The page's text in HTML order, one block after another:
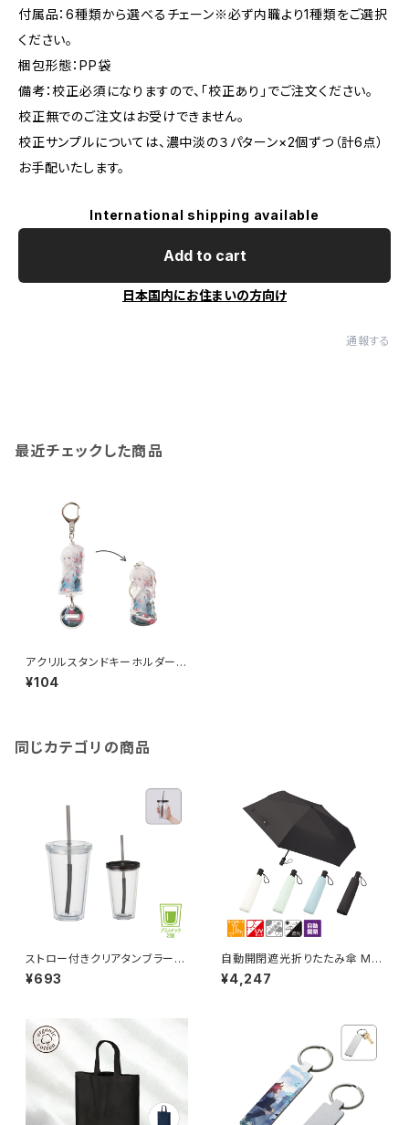
付属品：6種類から選べるチェーン※必ず内職より1種類をご選択
ください。
梱包形態：PP袋
備考：校正必須になりますので、「校正あり」でご注文ください。
校正無でのご注文はお受けできません。
校正サンプルについては、濃中淡の３パターン×2個ずつ（計6点）
お手配いたします。
International shipping available
Add to cart
日本国内にお住まいの方向け
通報する
最近チェックした商品
アクリルスタンドキーホルダー
（M）MG
¥104
同じカテゴリの商品
ストロー付きクリアタンブラー
MG
¥693
自動開閉遮光折りたたみ傘 MG
（スムーズ収納タイプ）
¥4,247